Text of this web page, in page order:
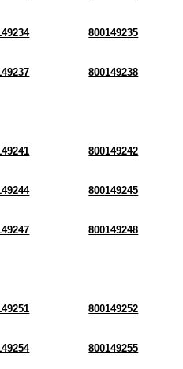
800149235
800149238
800149242
800149245
800149248
800149252
800149255